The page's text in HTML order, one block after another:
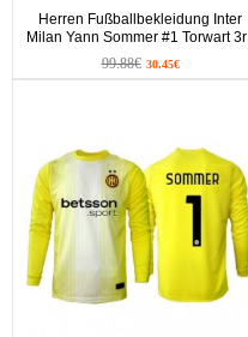
Herren Fußballbekleidung Inter
Milan Yann Sommer #1 Torwart 3rd
Trikot 2025-26 Kurzarm
99.88€ 30.45€